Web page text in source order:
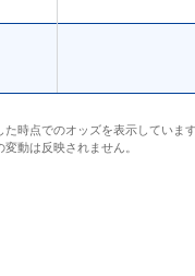
時点でのオッズを表示していま
動は反映されません。